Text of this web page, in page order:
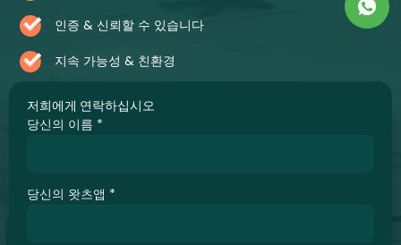
저희에게 연락하십시오
당신의 이름 *
당신의 왓츠앱 *
인증 & 신뢰할 수 있습니다
지속 가능성 & 친환경